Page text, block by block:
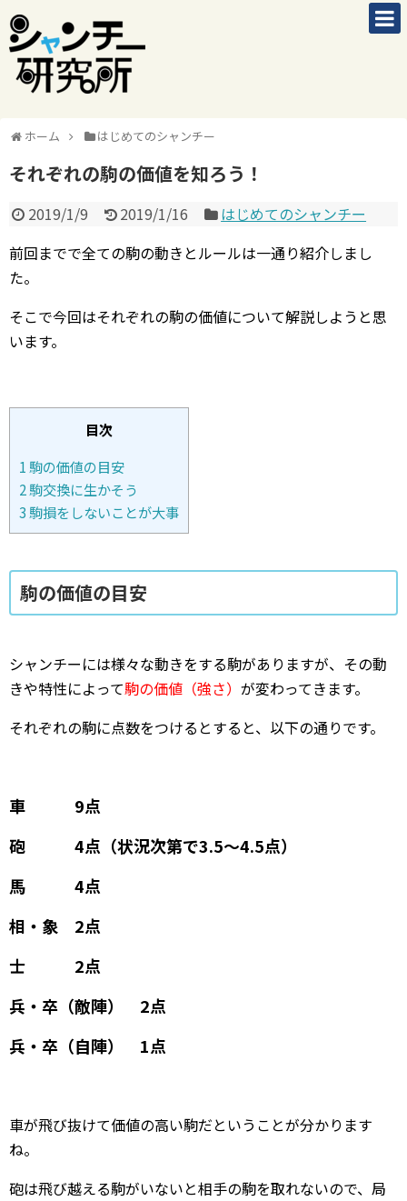
ホーム はじめてのシャンチー
それぞれの駒の価値を知ろう！
2019/1/9 2019/1/16
はじめてのシャンチー
前回までで全ての駒の動きとルールは一通り紹介しまし
た。
そこで今回はそれぞれの駒の価値について解説しようと思
います。
目次
1 駒の価値の目安
2駒交換に生かそう
3 駒損をしないことが大事
駒の価値の目安
シャンチーには様々な動きをする駒がありますが、その動
きや特性によって駒の価値（強さ） が変わってきます。
それぞれの駒に点数をつけるとすると、以下の通りです。
車 9点
砲 4点（状況次第で3.5～4.5点）
馬 4点
相・象 2点
士 2点
兵・卒（敵陣） 2点
兵・卒（自陣） 1点
車が飛び抜けて価値の高い駒だということが分かります
ね。
砲は飛び越える駒がいないと相手の駒を取れないので、局